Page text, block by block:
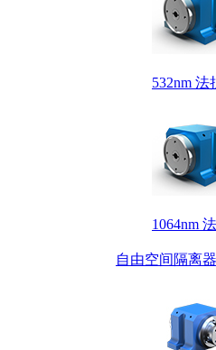
532nm 法
1064nm
自由空间隔离器